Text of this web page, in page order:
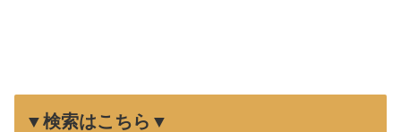
▼検索はこちら▼